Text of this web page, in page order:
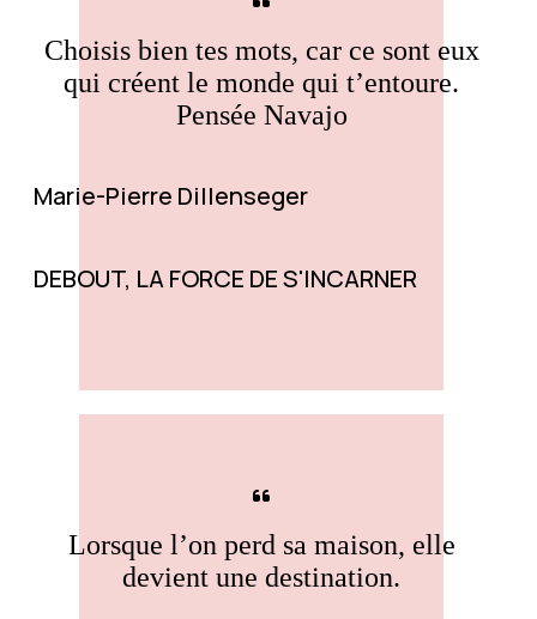
Choisis bien tes mots, car ce sont eux
qui créent le monde qui t’entoure.
Pensée Navajo
Marie-Pierre Dillenseger
DEBOUT, LA FORCE DE S'INCARNER
Lorsque l’on perd sa maison, elle
devient une destination.